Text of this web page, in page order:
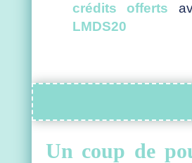
crédits offerts
LMDS20
Un coup de